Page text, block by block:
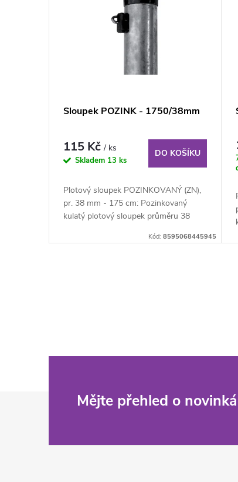
Sloupek POZINK - 1750/38mm
115 Kč/ ks
Skladem 13 ks
DO KOŠÍKU
Plotový sloupek POZINKOVANÝ (ZN),
pr. 38 mm - 175 cm: Pozinkovaný
kulatý plotový sloupek průměru 38
Kód:8595068445945
á
í
Mějte přehled o